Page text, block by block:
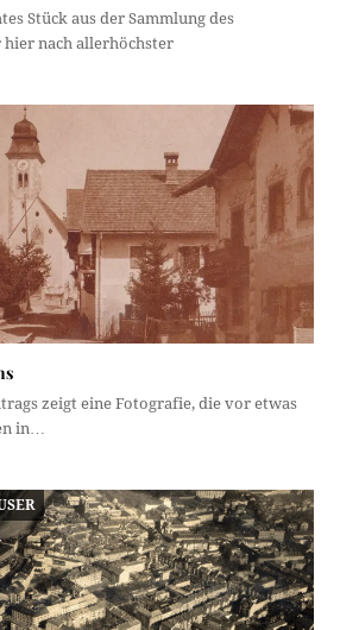
Stück aus der Sammlung des
hier nach allerhöchster
zeigt eine Fotografie, die vor etwas
in…